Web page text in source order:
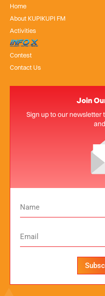
Home
About KUPIKUPI FM
Activities
InfoX
Contest
Contact Us
Join
Sign up to our newsletter